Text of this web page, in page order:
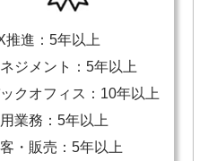
推進：5年以上
ネジメント：5年以上
ックオフィス：10年以上
用業務：5年以上
客・販売：5年以上